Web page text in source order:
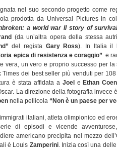
nel suo secondo progetto come
prodotta da Universal Pictures in
a world war II story of
(da un’altra opera della stessa
del regista Gary Ross). In Italia il
epica di resistenza e coraggio” e
vera, un vero e proprio successo per la
dei best seller più venduti per
è stata affidata a Joel e Ethan Coen
La direzione della fotografia invece
nella pellicola “Non è un paese per
italiani, atleta olimpionico ed
di episodi e vicende
americano precipita nel mezzo
è Louis Zamperini. Inizia così una